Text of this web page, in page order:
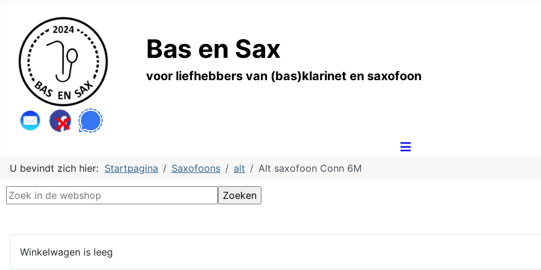
Bas en Sax
voor liefhebbers van (bas)klarinet en saxofoon
U bevindt zich hier: Startpagina Saxofoons alt Alt saxofoon Conn 6M
Winkelwagen is leeg